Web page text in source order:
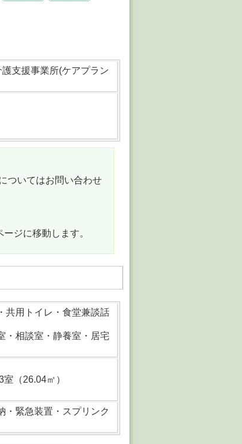
支援事業所(ケアプラン
ついてはお問い合わせ
ジに移動します。
共用トイレ・食堂兼談話
・相談室・静養室・居宅
（26.04㎡）
・緊急装置・スプリンク